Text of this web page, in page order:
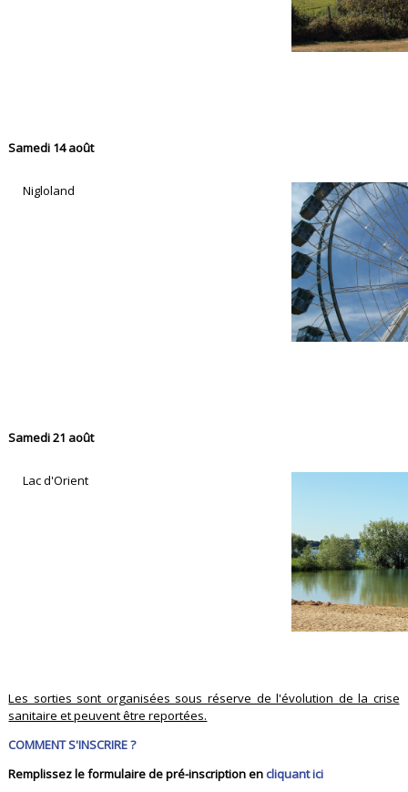
Samedi 14 août
Nigloland
Samedi 21 août
Lac d'Orient
Les sorties sont organisées sous réserve de l'évolution de la crise
sanitaire et peuvent être reportées.
COMMENT S'INSCRIRE ?
Remplissez le formulaire de pré-inscription en cliquant ici